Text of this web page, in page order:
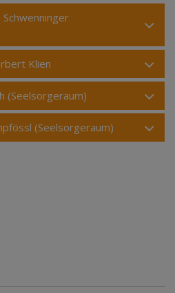
Klien
(Seelsorgeraum)
(Seelsorgeraum)